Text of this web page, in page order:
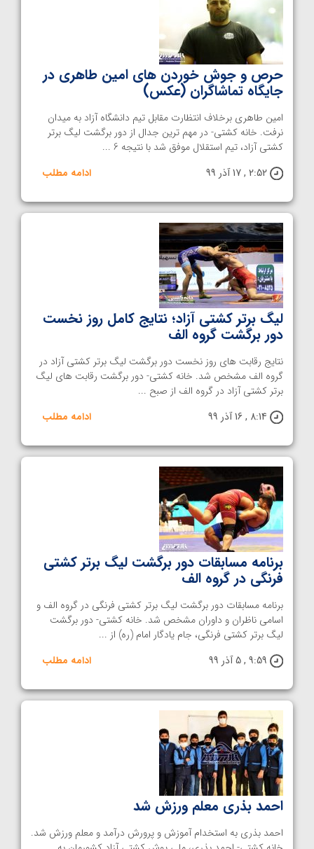
حرص و جوش خوردن های امین طاهری در
جایگاه تماشاگران (عکس)
امین طاهری برخلاف انتظارت مقابل تیم دانشگاه آزاد به میدان
نرفت. خانه کشتی- در مهم ترین جدال از دور برگشت لیگ برتر
کشتی آزاد، تیم استقلال موفق شد با نتیجه 6 ...
2:52 , 17 آذر 99
ادامه مطلب
لیگ برتر کشتی آزاد؛ نتایج کامل روز نخست
دور برگشت گروه الف
نتایج رقابت های روز نخست دور برگشت لیگ برتر کشتی آزاد در
گروه الف مشخص شد. خانه کشتی- دور برگشت رقابت های لیگ
برتر کشتی آزاد در گروه الف از صبح ...
8:14 , 16 آذر 99
ادامه مطلب
برنامه مسابقات دور برگشت لیگ برتر کشتی
فرنگی در گروه الف
برنامه مسابقات دور برگشت لیگ برتر کشتی فرنگی در گروه الف و
اسامی ناظران و داوران مشخص شد. خانه کشتی- دور برگشت
لیگ برتر کشتی فرنگی، جام یادگار امام (ره) از ...
9:59 , 5 آذر 99
ادامه مطلب
احمد بذری معلم ورزش شد
احمد بذری به استخدام آموزش و پرورش درآمد و معلم ورزش شد.